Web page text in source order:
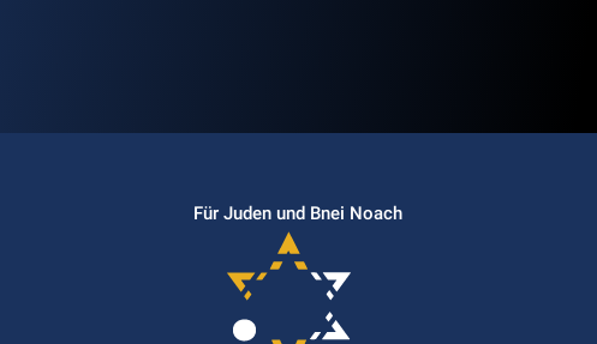
Für Juden und Bnei Noach